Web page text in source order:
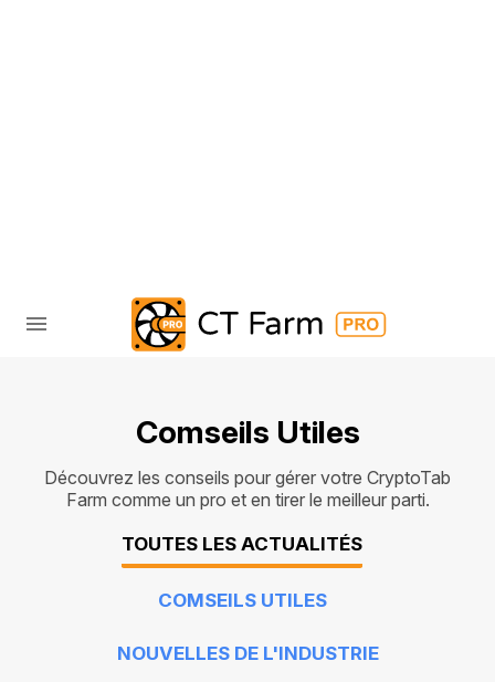
Comseils Utiles
Découvrez les conseils pour gérer votre CryptoTab
Farm comme un pro et en tirer le meilleur parti.
TOUTES LES ACTUALITÉS
COMSEILS UTILES
NOUVELLES DE L'INDUSTRIE